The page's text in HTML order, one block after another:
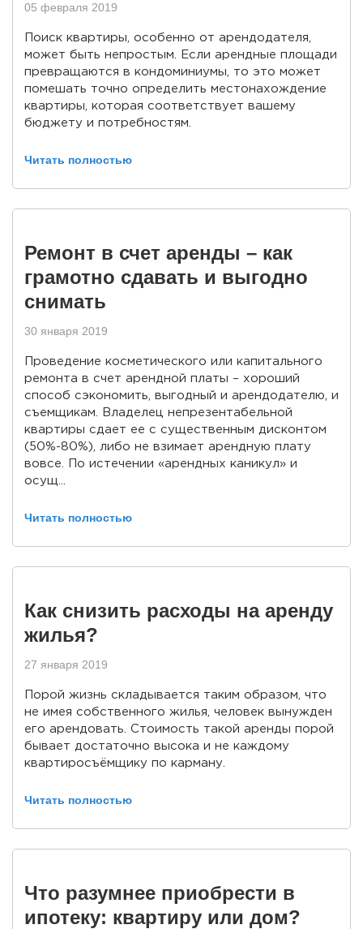
05 февраля 2019
Поиск квартиры, особенно от арендодателя,
может быть непростым. Если арендные площади
превращаются в кондоминиумы, то это может
помешать точно определить местонахождение
квартиры, которая соответствует вашему
бюджету и потребностям.
Читать полностью
Ремонт в счет аренды – как
грамотно сдавать и выгодно
снимать
30 января 2019
Проведение косметического или капитального
ремонта в счет арендной платы – хороший
способ сэкономить, выгодный и арендодателю, и
съемщикам. Владелец непрезентабельной
квартиры сдает ее с существенным дисконтом
(50%-80%), либо не взимает арендную плату
вовсе. По истечении «арендных каникул» и
осущ...
Читать полностью
Как снизить расходы на аренду
жилья?
27 января 2019
Порой жизнь складывается таким образом, что
не имея собственного жилья, человек вынужден
его арендовать. Стоимость такой аренды порой
бывает достаточно высока и не каждому
квартиросъёмщику по карману.
Читать полностью
Что разумнее приобрести в
ипотеку: квартиру или дом?